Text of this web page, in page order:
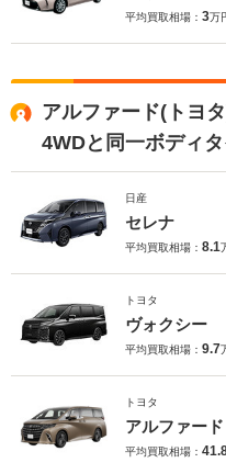
平均買取相場： 3万
アルファード(トヨ
4WDと同一ボディ
日産
セレナ
平均買取相場： 8.1
トヨタ
ヴォクシー
平均買取相場： 9.7
トヨタ
アルファード
平均買取相場：